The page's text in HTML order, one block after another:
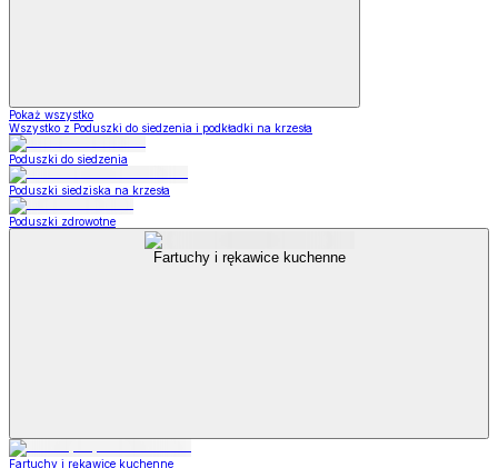
Pokaż wszystko
Wszystko z Poduszki do siedzenia i podkładki na krzesła
Poduszki do siedzenia
Poduszki siedziska na krzesła
Poduszki zdrowotne
Fartuchy i rękawice kuchenne
Fartuchy i rękawice kuchenne